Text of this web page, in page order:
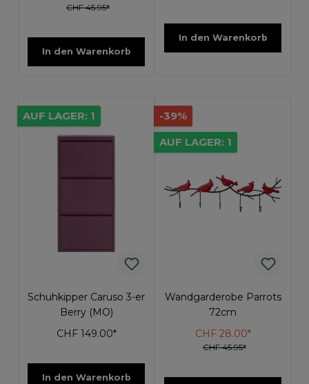
CHF 45.95*
In den Warenkorb
In den Warenkorb
AUF LAGER: 1
Schuhkipper Caruso 3-er
Berry (MO)
CHF 149.00*
In den Warenkorb
-39%
AUF LAGER: 1
Wandgarderobe Parrots
72cm
CHF 28.00*
CHF 45.95*